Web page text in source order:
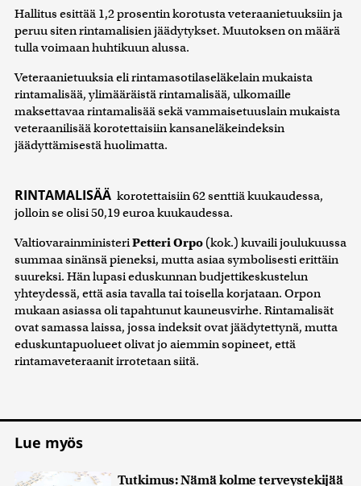
Hallitus esittää 1,2 prosentin korotusta veteraanietuuksiin ja
peruu siten rintamalisien jäädytykset. Muutoksen on määrä
tulla voimaan huhtikuun alussa.
Veteraanietuuksia eli rintamasotilaseläkelain mukaista
rintamalisää, ylimääräistä rintamalisää, ulkomaille
maksettavaa rintamalisää sekä vammaisetuuslain mukaista
veteraanilisää korotettaisiin kansaneläkeindeksin
jäädyttämisestä huolimatta.
RINTAMALISÄÄ korotettaisiin 62 senttiä kuukaudessa,
jolloin se olisi 50,19 euroa kuukaudessa.
ValtiovarainministeriPetteri Orpo (kok.) kuvaili joulukuussa
summaa sinänsä pieneksi, mutta asiaa symbolisesti erittäin
suureksi. Hän lupasi eduskunnan budjettikeskustelun
yhteydessä, että asia tavalla tai toisella korjataan. Orpon
mukaan asiassa oli tapahtunut kauneusvirhe. Rintamalisät
ovat samassa laissa, jossa indeksit ovat jäädytettynä, mutta
eduskuntapuolueet olivat jo aiemmin sopineet, että
rintamaveteraanit irrotetaan siitä.
Lue myös
Tutkimus: Nämä kolme terveystekijää